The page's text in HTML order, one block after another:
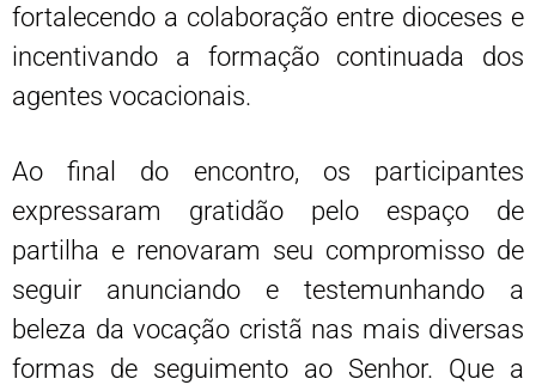
fortalecendo a colaboração entre dioceses e
incentivando a formação continuada dos
agentes vocacionais.
Ao final do encontro, os participantes
expressaram gratidão pelo espaço de
partilha e renovaram seu compromisso de
seguir anunciando e testemunhando a
beleza da vocação cristã nas mais diversas
formas de seguimento ao Senhor. Que a